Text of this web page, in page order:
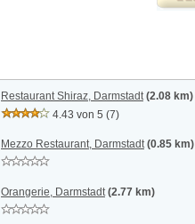
Restaurant Shiraz, Darmstadt (2.08 km)
4.43 von 5 (7)
Mezzo Restaurant, Darmstadt (0.85 km)
Orangerie, Darmstadt (2.77 km)